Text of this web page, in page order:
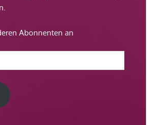
Abonnenten an